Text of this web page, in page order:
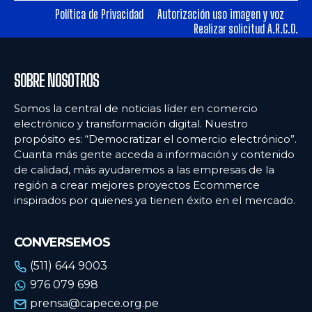
Ecommercenews
ARGENTINA
BOLIVIA
CHILE
COLOMBIA
ECUADOR
URUGUAY
VENEZUELA
Ecommercenews
ARGENTINA
BOLIVIA
CHILE
COLOMBIA
ECUADOR
URUGUAY
VENEZUELA
Política de Privacidad
Autorización uso imagen y voz
Realizar solicitud A.R.C.O.
SOBRE NOSOTROS
Somos la central de noticias líder en comercio
electrónico y transformación digital. Nuestro
propósito es: “Democratizar el comercio electrónico”.
Cuanta más gente acceda a información y contenido
de calidad, más ayudaremos a las empresas de la
región a crear mejores proyectos Ecommerce
inspirados por quienes ya tienen éxito en el mercado.
CONVERSEMOS
(511) 644 9003
976 079 698
prensa@capece.org.pe